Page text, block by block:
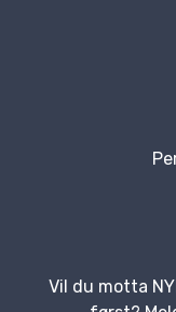
Vil du motta